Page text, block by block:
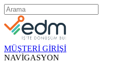
MÜŞTERİ GİRİŞİ
NAVİGASYON